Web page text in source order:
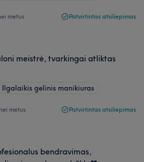
metus Patvirtintas atsiliepimas
meistrė, tvarkingai atliktas
Ilgalaikis gelinis manikiuras
metus Patvirtintas atsiliepimas
bendravimas,